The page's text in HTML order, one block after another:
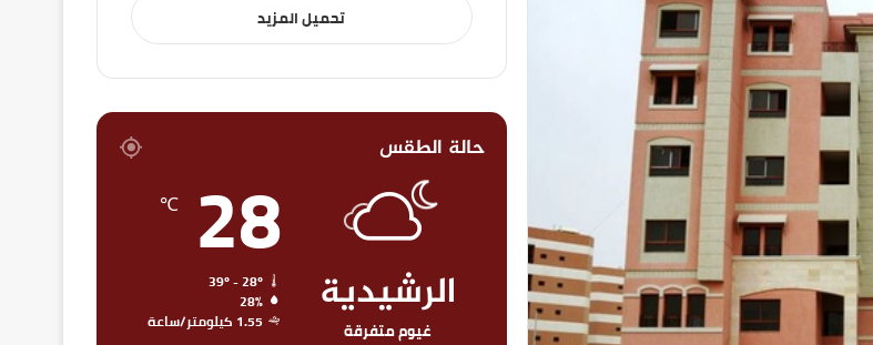
تحميل المزيد
حالة الطقس
الرشيدية
غيوم متفرقة
28
℃
39º - 28º
28%
1.55 كيلومتر/ساعة